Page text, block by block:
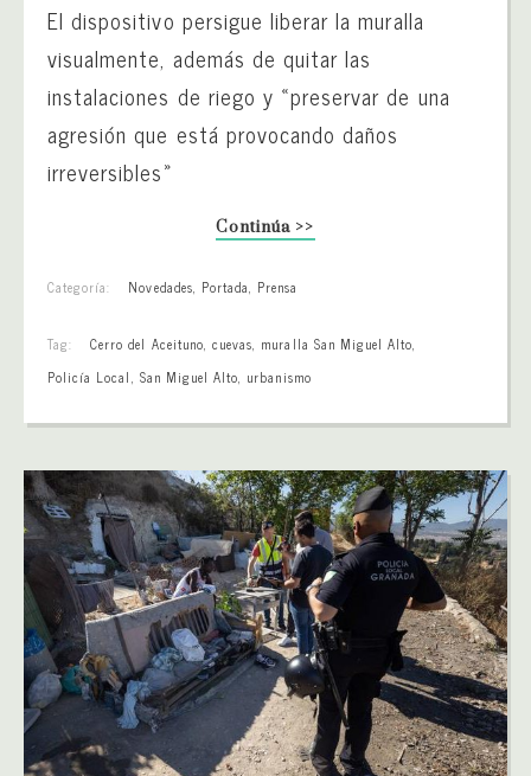
El dispositivo persigue liberar la muralla
visualmente, además de quitar las
instalaciones de riego y «preservar de una
agresión que está provocando daños
irreversibles»
Continúa >>
Categoría: Novedades, Portada, Prensa
Tag: Cerro del Aceituno, cuevas, muralla San Miguel Alto,
Policía Local, San Miguel Alto, urbanismo